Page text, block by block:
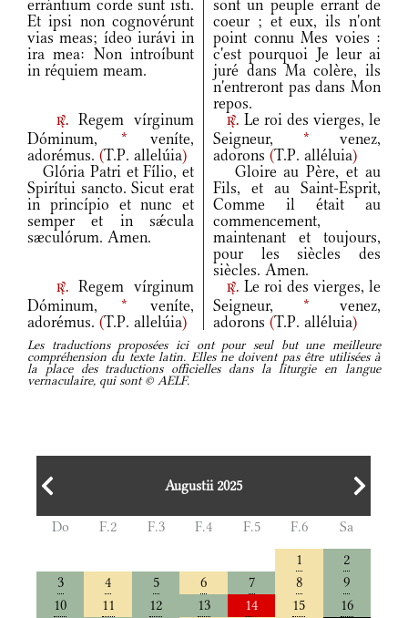
errántium corde sunt isti.
Et ipsi non cognovérunt
vias meas; ídeo iurávi in
ira mea: Non introíbunt
in réquiem meam.
sont un peuple errant de
coeur ; et eux, ils n'ont
point connu Mes voies :
c'est pourquoi Je leur ai
juré dans Ma colère, ils
n'entreront pas dans Mon
repos.
r.
Regem vírginum
Dóminum, * veníte,
adorémus. (T.P. allelúia)
r. Le roi des vierges, le
Seigneur, * venez,
adorons (T.P. alléluia)
Glória Patri et Fílio, et
Spirítui sancto. Sicut erat
in princípio et nunc et
semper et in sǽcula
sæculórum. Amen.
Gloire au Père, et au
Fils, et au Saint-Esprit,
Comme il était au
commencement,
maintenant et toujours,
pour les siècles des
siècles. Amen.
r.
Regem vírginum
Dóminum, * veníte,
adorémus. (T.P. allelúia)
r. Le roi des vierges, le
Seigneur, * venez,
adorons (T.P. alléluia)
Les traductions proposées ici ont pour seul but une meilleure
compréhension du texte latin. Elles ne doivent pas être utilisées à
la place des traductions officielles dans la liturgie en langue
vernaculaire, qui sont © AELF.
Augustii 2025
Do F.2 F.3 F.4 F.5 F.6
Sa
1
2
3
4 5 6 7 8
9
10
11 12 13 14 15 16